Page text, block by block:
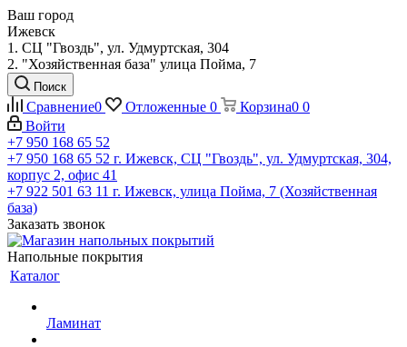
Ваш город
Ижевск
1. СЦ "Гвоздь", ул. Удмуртская, 304
2. "Хозяйственная база" улица Пойма, 7
Поиск
Сравнение0 Отложенные 0 Корзина0 0
Войти
+7 950 168 65 52
+7 950 168 65 52 г. Ижевск, СЦ "Гвоздь", ул. Удмуртская, 304,
корпус 2, офис 41
+7 922 501 63 11 г. Ижевск, улица Пойма, 7 (Хозяйственная
база)
Заказать звонок
Напольные покрытия
Каталог
Ламинат